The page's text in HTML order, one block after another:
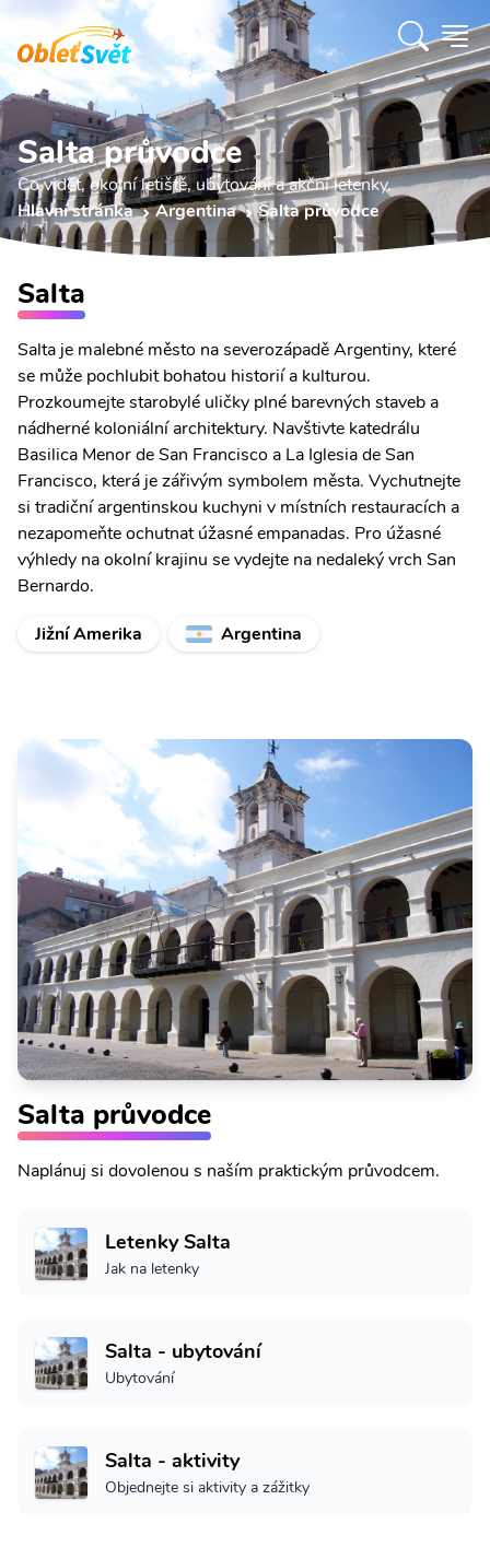
Salta průvodce
Co vidět, okolní letiště, ubytování a akční letenky.
Hlavní stránka
Argentina Salta průvodce
Salta
Salta je malebné město na severozápadě Argentiny, které
se může pochlubit bohatou historií a kulturou.
Prozkoumejte starobylé uličky plné barevných staveb a
nádherné koloniální architektury. Navštivte katedrálu
Basilica Menor de San Francisco a La Iglesia de San
Francisco, která je zářivým symbolem města. Vychutnejte
si tradiční argentinskou kuchyni v místních restauracích a
nezapomeňte ochutnat úžasné empanadas. Pro úžasné
výhledy na okolní krajinu se vydejte na nedaleký vrch San
Bernardo.
Jižní Amerika
Argentina
Salta průvodce
Naplánuj si dovolenou s naším praktickým průvodcem.
Letenky Salta
Jak na letenky
Salta - ubytování
Ubytování
Salta - aktivity
Objednejte si aktivity a zážitky